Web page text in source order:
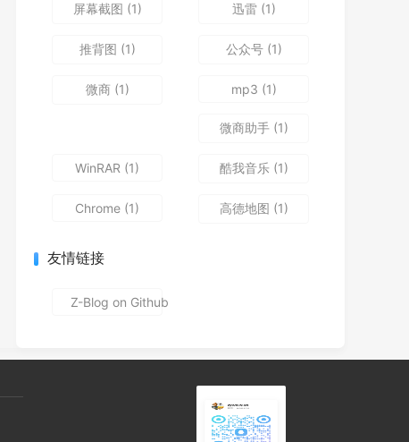
屏幕截图 (1) 迅雷(1)
推背图 (1) 公众号(1)
微商 (1) mp3 (1)
微商助手(1)
WinRAR (1) 酷我音乐(1)
Chrome (1) 高德地图 (1)
友情链接
Z-Blog on Github